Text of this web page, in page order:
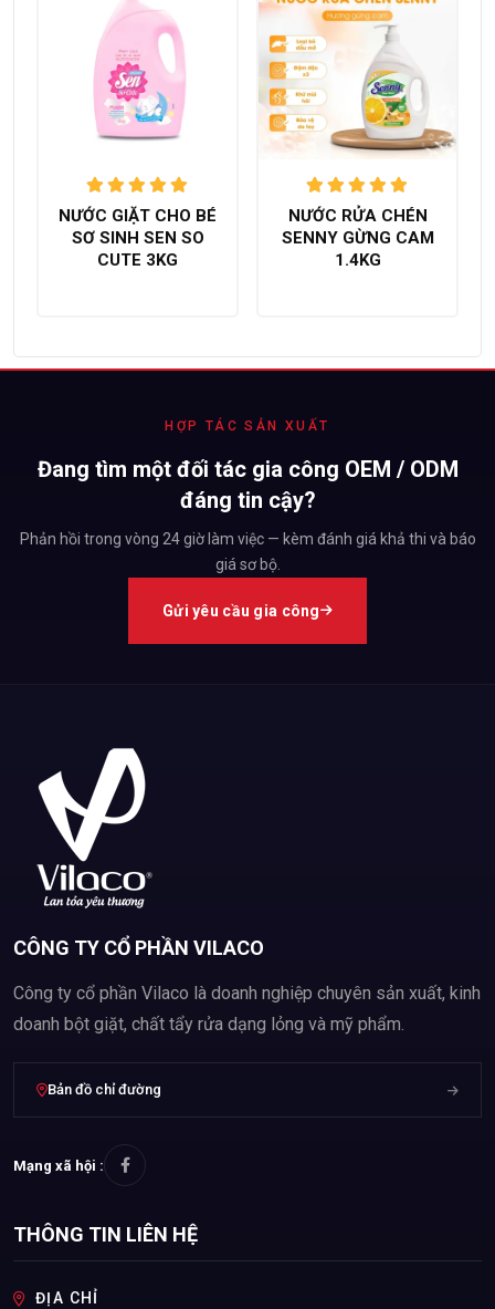
Được xếp
hạng5.00
trên 5
NƯỚC GIẶT CHO BÉ
SƠ SINH SEN SO
CUTE 3KG
Được xếp
hạng5.00
trên 5
NƯỚC RỬA CHÉN
SENNY GỪNG CAM
1.4KG
HỢP TÁC SẢN XUẤT
Đang tìm một đối tác gia công OEM / ODM
đáng tin cậy?
Phản hồi trong vòng 24 giờ làm việc — kèm đánh giá khả thi và báo
giá sơ bộ.
Gửi yêu cầu gia công
CÔNG TY CỔ PHẦN VILACO
Công ty cổ phần Vilaco là doanh nghiệp chuyên sản xuất, kinh
doanh bột giặt, chất tẩy rửa dạng lỏng và mỹ phẩm.
Bản đồ chỉ đường
Mạng xã hội :
THÔNG TIN LIÊN HỆ
ĐỊA CHỈ